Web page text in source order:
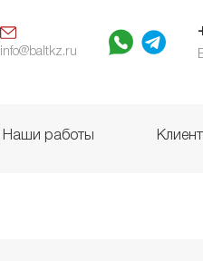
info@baltkz.ru
Наши работы